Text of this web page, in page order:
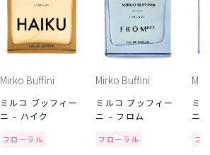
Mirko Buffini
ミルコ ブッフィー
ニ – ハイク
フローラル
Mirko Buffini
ミルコ ブッフィー
ニ – フロム
フローラル
ミ
ニ
フ